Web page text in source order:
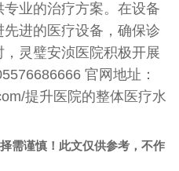
业的治疗方案。在设备
进的医疗设备，确保诊
灵璧安浈医院积极开展
官网地址：
提升医院的整体医疗水
需谨慎！此文仅供参考，不作